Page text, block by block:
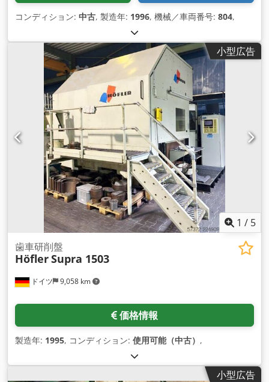
コンディション: 中古, 製造年: 1996, 機械／車両番号: 804,
小型広告
1 / 5
ドイツ 9,058 km
歯車研削盤
HöflerSupra 1503
価格情報
製造年: 1995, コンディション: 使用可能（中古） ,
小型広告